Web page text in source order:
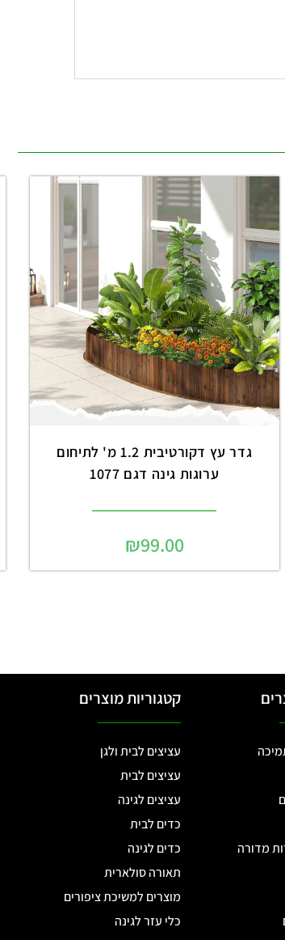
גדר עץ דקורטיבית 1.2 מ' לתיחום
ערוגות גינה דגם 1077
₪99.00
מדורה
קטגוריות מוצרים
עציצים לבית ולגן
עציצים לבית
עציצים לגינה
כדים לבית
כדים לגינה
תאורה סולארית
מוצרים למשיכת ציפורים
כלי עזר לגינה